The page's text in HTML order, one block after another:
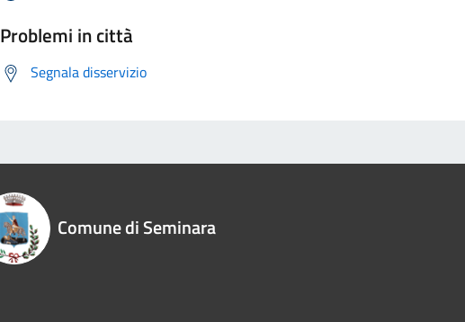
Problemi in città
Segnala disservizio
Comune di Seminara